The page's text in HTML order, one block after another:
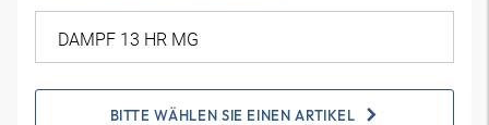
BITTE WÄHLEN SIE EINEN ARTIKEL